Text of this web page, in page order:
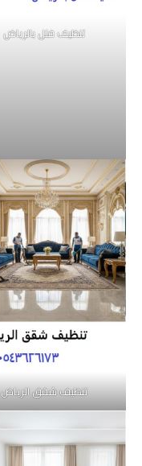
تنظيف فلل بالرياض
تنظيف شقق الرياض